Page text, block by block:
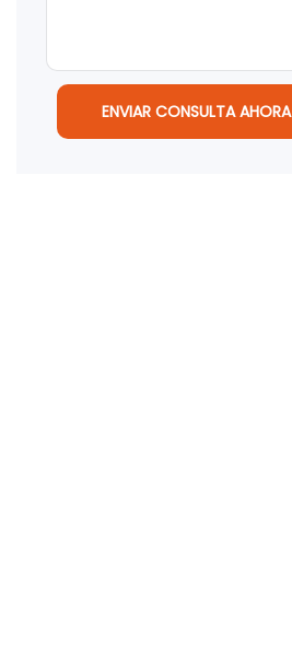
ENVIAR CONSULTA AHORA